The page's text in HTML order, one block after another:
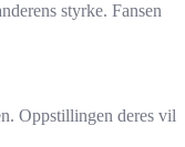
styrke. Fansen
Oppstillingen deres vil